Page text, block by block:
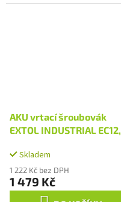
AKU vrtací šroubovák
EXTOL INDUSTRIAL EC12,
2×2Ah
Skladem
1 222 Kč bez DPH
1 479 Kč